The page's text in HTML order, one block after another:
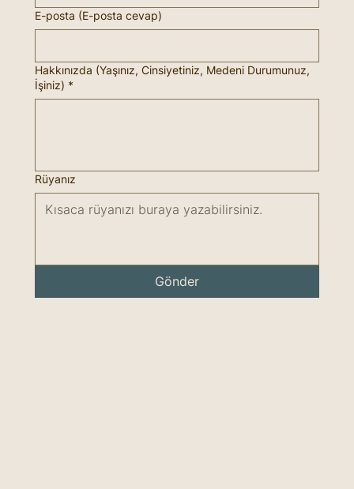
E-posta (E-posta cevap)
Hakkınızda (Yaşınız, Cinsiyetiniz, Medeni Durumunuz,
İşiniz) *
Rüyanız
Gönder